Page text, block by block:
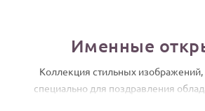
Именные
Коллекция стильных
специально для поздравления